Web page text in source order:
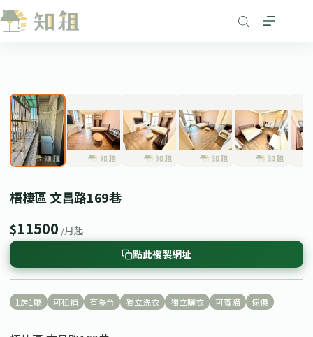
跳
至
梧棲區 文昌路169巷
$11500 /月起
點此複製網址
1房1廳 可租補 有陽台 獨立洗衣 獨立曬衣 可養貓 傢俱